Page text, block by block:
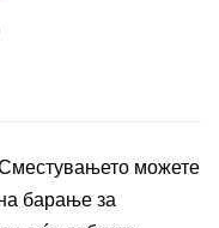
можете
барање за